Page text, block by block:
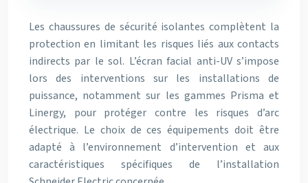
Les chaussures de sécurité isolantes complètent la
protection en limitant les risques liés aux contacts
indirects par le sol. L’écran facial anti-UV s’impose
lors des interventions sur les installations de
puissance, notamment sur les gammes Prisma et
Linergy, pour protéger contre les risques d’arc
électrique. Le choix de ces équipements doit être
adapté à l’environnement d’intervention et aux
caractéristiques spécifiques de l’installation